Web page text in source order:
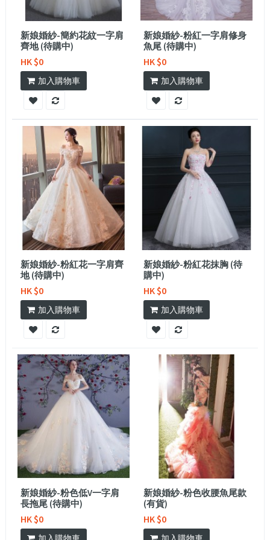
新娘婚紗-簡約花紋一字肩
齊地 (待購中)
HK $0
加入購物車
新娘婚紗-粉紅一字肩修身
魚尾 (待購中)
HK $0
加入購物車
新娘婚紗-粉紅花一字肩齊
地 (待購中)
HK $0
加入購物車
新娘婚紗-粉紅花抹胸 (待
購中)
HK $0
加入購物車
新娘婚紗-粉色低V一字肩
長拖尾 (待購中)
HK $0
新娘婚紗-粉色收腰魚尾款
(有貨)
HK $0